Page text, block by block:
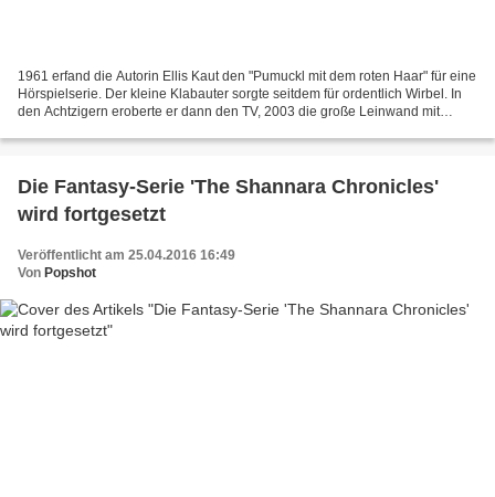
1961 erfand die Autorin Ellis Kaut den "Pumuckl mit dem roten Haar" für eine
Hörspielserie. Der kleine Klabauter sorgte seitdem für ordentlich Wirbel. In
den Achtzigern eroberte er dann den TV, 2003 die große Leinwand mit
Die Fantasy-Serie 'The Shannara Chronicles'
wird fortgesetzt
Veröffentlicht am 25.04.2016 16:49
Von Popshot